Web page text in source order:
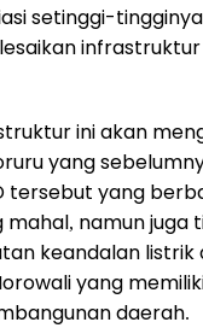
setinggi-
ini akan
yang
tersebut yang
namun juga
keandalan
yang
daerah.